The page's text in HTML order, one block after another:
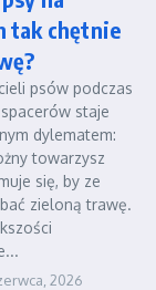
tak chętnie
psów podczas
staje
dylematem:
towarzysz
się, by ze
zieloną trawę.
2026